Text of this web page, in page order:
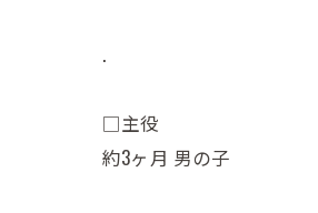
.
□主役
約3ヶ月 男の子